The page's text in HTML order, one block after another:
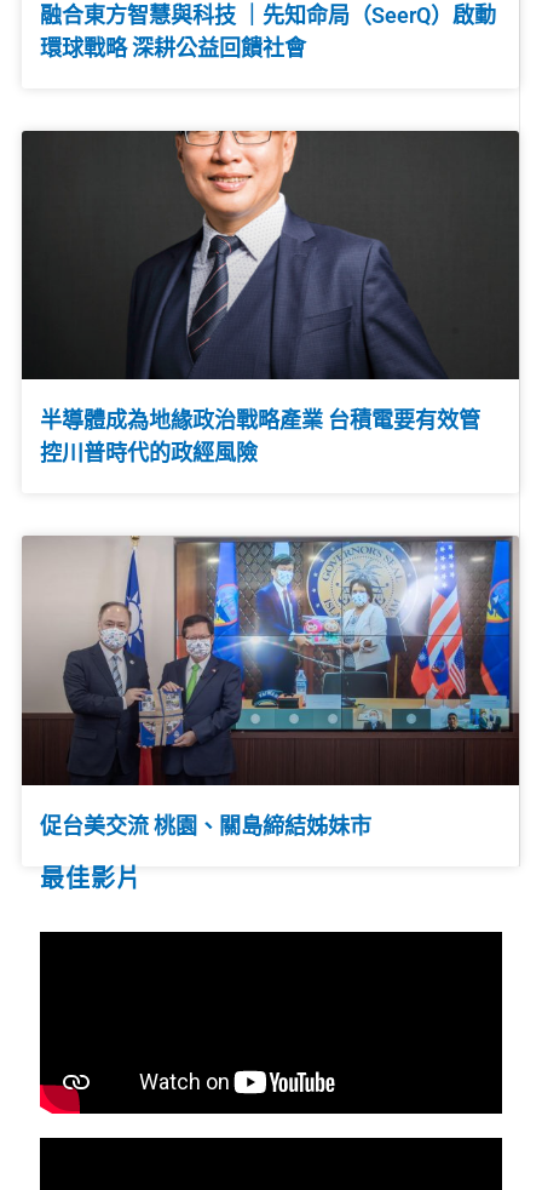
融合東方智慧與科技 ｜先知命局（SeerQ）啟動
環球戰略 深耕公益回饋社會
半導體成為地緣政治戰略產業 台積電要有效管
控川普時代的政經風險
促台美交流 桃園、關島締結姊妹市
最佳影片